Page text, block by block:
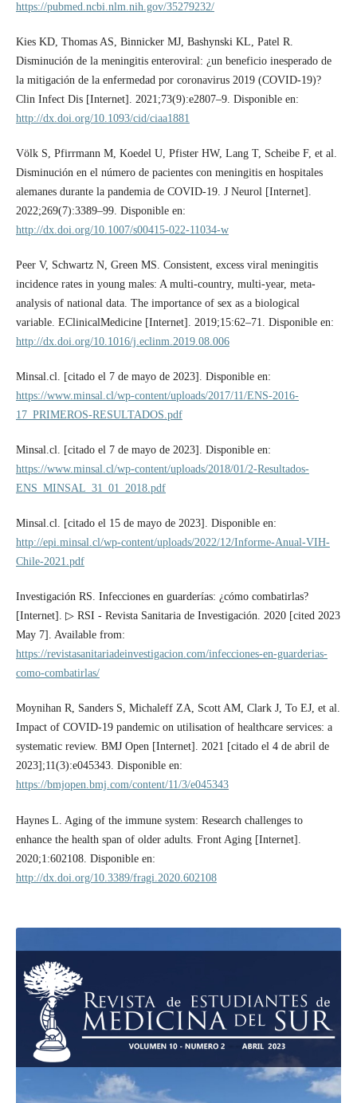
https://pubmed.ncbi.nlm.nih.gov/35279232/
Kies KD, Thomas AS, Binnicker MJ, Bashynski KL, Patel R.
Disminución de la meningitis enteroviral: ¿un beneficio inesperado de
la mitigación de la enfermedad por coronavirus 2019 (COVID-19)?
Clin Infect Dis [Internet]. 2021;73(9):e2807–9. Disponible en:
http://dx.doi.org/10.1093/cid/ciaa1881
Völk S, Pfirrmann M, Koedel U, Pfister HW, Lang T, Scheibe F, et al.
Disminución en el número de pacientes con meningitis en hospitales
alemanes durante la pandemia de COVID-19. J Neurol [Internet].
2022;269(7):3389–99. Disponible en:
http://dx.doi.org/10.1007/s00415-022-11034-w
Peer V, Schwartz N, Green MS. Consistent, excess viral meningitis
incidence rates in young males: A multi-country, multi-year, meta-
analysis of national data. The importance of sex as a biological
variable. EClinicalMedicine [Internet]. 2019;15:62–71. Disponible en:
http://dx.doi.org/10.1016/j.eclinm.2019.08.006
Minsal.cl. [citado el 7 de mayo de 2023]. Disponible en:
https://www.minsal.cl/wp-content/uploads/2017/11/ENS-2016-
17_PRIMEROS-RESULTADOS.pdf
Minsal.cl. [citado el 7 de mayo de 2023]. Disponible en:
https://www.minsal.cl/wp-content/uploads/2018/01/2-Resultados-
ENS_MINSAL_31_01_2018.pdf
Minsal.cl. [citado el 15 de mayo de 2023]. Disponible en:
http://epi.minsal.cl/wp-content/uploads/2022/12/Informe-Anual-VIH-
Chile-2021.pdf
Investigación RS. Infecciones en guarderías: ¿cómo combatirlas?
[Internet]. ▷ RSI - Revista Sanitaria de Investigación. 2020 [cited 2023
May 7]. Available from:
https://revistasanitariadeinvestigacion.com/infecciones-en-guarderias-
como-combatirlas/
Moynihan R, Sanders S, Michaleff ZA, Scott AM, Clark J, To EJ, et al.
Impact of COVID-19 pandemic on utilisation of healthcare services: a
systematic review. BMJ Open [Internet]. 2021 [citado el 4 de abril de
2023];11(3):e045343. Disponible en:
https://bmjopen.bmj.com/content/11/3/e045343
Haynes L. Aging of the immune system: Research challenges to
enhance the health span of older adults. Front Aging [Internet].
2020;1:602108. Disponible en:
http://dx.doi.org/10.3389/fragi.2020.602108